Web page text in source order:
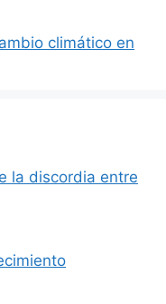
climático en
la discordia entre